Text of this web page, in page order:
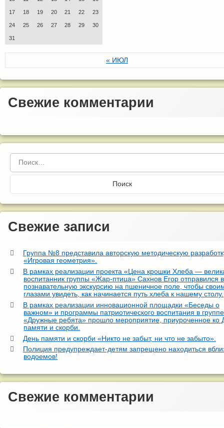
17 18 19 20 21 22 23
24 25 26 27 28 29 30
31
« ИЮЛ
Свежие комментарии
Найти:
Свежие записи
Группа №8 представила авторскую методическую
«Игровая геометрия».
В рамках реализации проекта «Цена крошки Хлеба —
воспитанник группы «Жар-птица» Сахнов Егор отправился в
познавательную экскурсию на пшеничное поле, чтобы
глазами увидеть, как начинается путь хлеба к нашему столу.
В рамках реализации инновационной площадки «Беседы о
важном» и программы патриотического воспитания в
«Дружные ребята» прошло мероприятие, приуроченное ко
памяти и скорби.
День памяти и скорби «Никто не забыт, ни что не забыто».
Полиция предупреждает-детям запрещено находиться
водоемов!
Свежие комментарии